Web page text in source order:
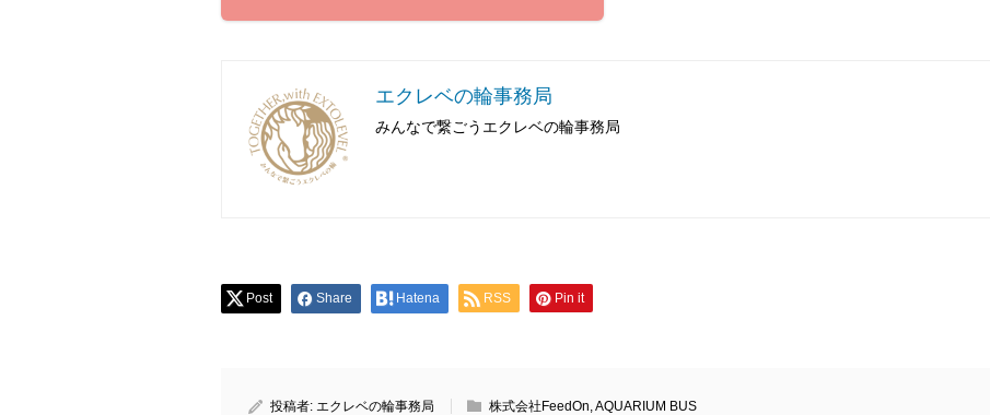
エクレベの輪事務局
みんなで繋ごうエクレベの輪事務局
Post Share Hatena RSS Pin it
投稿者:エクレベの輪事務局 株式会社FeedOn,AQUARIUM BUS